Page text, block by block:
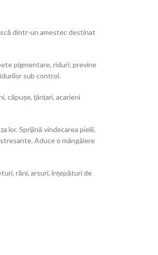
dintr-un amestec destinat
pigmentare, riduri; previne
sub control.
căpușe, țânțari, acarieni
lor. Sprijină vindecarea pielii,
Aduce o mângâiere
răni, arsuri, înțepături de